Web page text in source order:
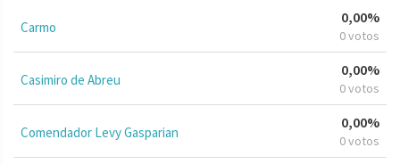
Carmo
0,00%
0 votos
Casimiro de Abreu
0,00%
0 votos
Comendador Levy Gasparian
0,00%
0 votos